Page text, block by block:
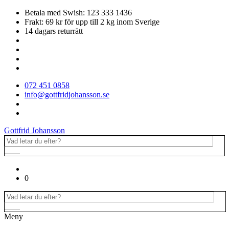
Betala med Swish: 123 333 1436
Frakt: 69 kr för upp till 2 kg inom Sverige
14 dagars returrätt
072 451 0858
info@gottfridjohansson.se
Gottfrid Johansson
0
Meny